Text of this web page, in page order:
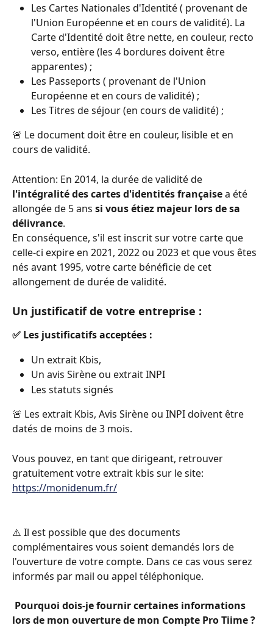
Les Cartes Nationales d'Identité ( provenant de
l'Union Européenne et en cours de validité). La
Carte d'Identité doit être nette, en couleur, recto
verso, entière (les 4 bordures doivent être
apparentes) ;
Les Passeports ( provenant de l'Union
Européenne et en cours de validité) ;
Les Titres de séjour (en cours de validité) ;
🚨 Le document doit être en couleur, lisible et en
cours de validité.
Attention: En 2014, la durée de validité de
l'intégralité des cartes d'identités française a été
allongée de 5 ans si vous étiez majeur lors de sa
délivrance.
En conséquence, s'il est inscrit sur votre carte que
celle-ci expire en 2021, 2022 ou 2023 et que vous êtes
nés avant 1995, votre carte bénéficie de cet
allongement de durée de validité.
Un justificatif de votre entreprise :
✅ Les justificatifs acceptées :
Un extrait Kbis,
Un avis Sirène ou extrait INPI
Les statuts signés
🚨 Les extrait Kbis, Avis Sirène ou INPI doivent être
datés de moins de 3 mois.
Vous pouvez, en tant que dirigeant, retrouver
gratuitement votre extrait kbis sur le site:
https://monidenum.fr/
⚠️ Il est possible que des documents
complémentaires vous soient demandés lors de
l'ouverture de votre compte. Dans ce cas vous serez
informés par mail ou appel téléphonique.
Pourquoi dois-je fournir certaines informations
lors de mon ouverture de mon Compte Pro Tiime ?